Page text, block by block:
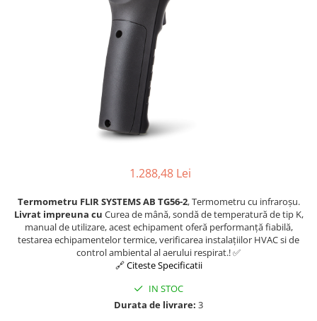
1.288,48 Lei
Termometru FLIR SYSTEMS AB TG56-2, Termometru cu infraroșu.
Livrat impreuna cu Curea de mână, sondă de temperatură de tip K,
manual de utilizare, acest echipament oferă performanță fiabilă,
testarea echipamentelor termice, verificarea instalațiilor HVAC si de
control ambiental al aerului respirat.! ✅
🔗 Citeste Specificatii
IN STOC
Durata de livrare: 3